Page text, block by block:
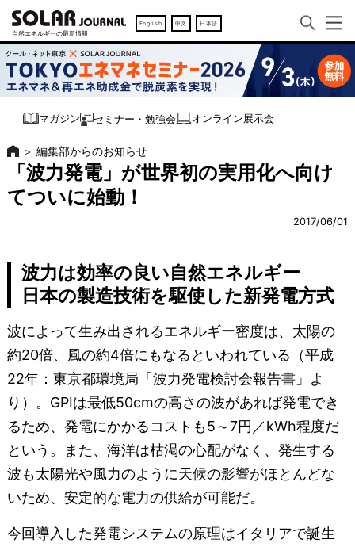
English 中文 日本語
マガジン セミナー・勉強会 オンライン展示会
＞ 編集部からのお知らせ
「波力発電」が世界初の実用化へ向け
てついに始動！
2017/06/01
波力は効率の良い自然エネルギー
日本の製造技術を駆使した新発電方式
波によって生み出されるエネルギー密度は、太陽の
約20倍、風の約4倍にもなるといわれている（平成
22年：東京都環境局「波力発電検討会報告書」よ
り）。GPIは最低50cmの高さの波があれば発電でき
るため、発電にかかるコストも5～7円／kWh程度だ
という。また、海洋は枯渇の心配がなく、発生する
波も太陽光や風力のように天候の影響がほとんどな
いため、安定的な電力の供給が可能だ。
今回導入した発電システムの原理はイタリアで誕生